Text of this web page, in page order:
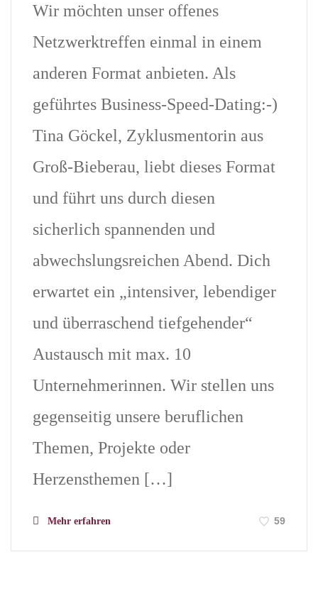
Wir möchten unser offenes
Netzwerktreffen einmal in einem
anderen Format anbieten. Als
geführtes Business-Speed-Dating:-)
Tina Göckel, Zyklusmentorin aus
Groß-Bieberau, liebt dieses Format
und führt uns durch diesen
sicherlich spannenden und
abwechslungsreichen Abend. Dich
erwartet ein „intensiver, lebendiger
und überraschend tiefgehender“
Austausch mit max. 10
Unternehmerinnen. Wir stellen uns
gegenseitig unsere beruflichen
Themen, Projekte oder
Herzensthemen […]
Mehr erfahren 59